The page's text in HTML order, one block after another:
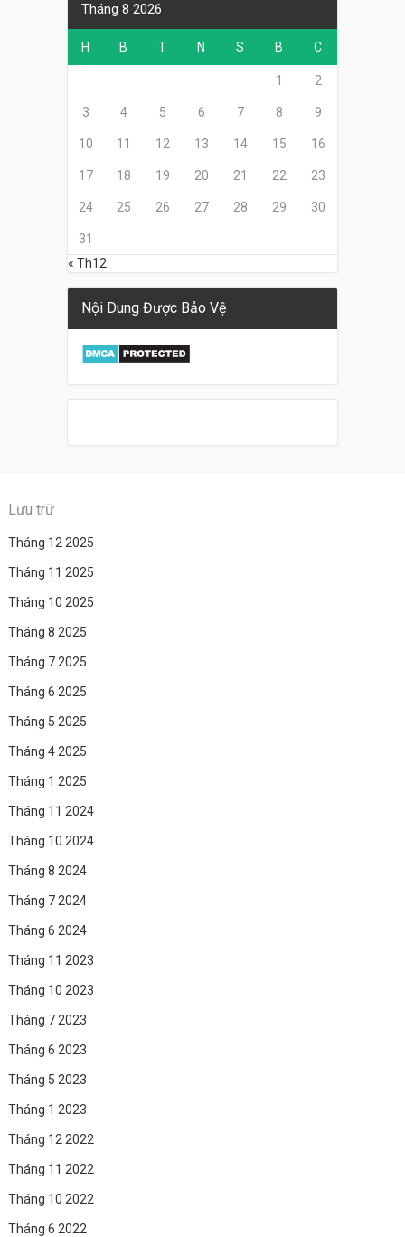
Tháng 8 2026
H B T N S B C
1 2
3 4 5 6 7 8 9
10 11 12 13 14 15 16
17 18 19 20 21 22 23
24 25 26 27 28 29 30
31
« Th12
Nội Dung Được Bảo Vệ
Lưu trữ
Tháng 12 2025
Tháng 11 2025
Tháng 10 2025
Tháng 8 2025
Tháng 7 2025
Tháng 6 2025
Tháng 5 2025
Tháng 4 2025
Tháng 1 2025
Tháng 11 2024
Tháng 10 2024
Tháng 8 2024
Tháng 7 2024
Tháng 6 2024
Tháng 11 2023
Tháng 10 2023
Tháng 7 2023
Tháng 6 2023
Tháng 5 2023
Tháng 1 2023
Tháng 12 2022
Tháng 11 2022
Tháng 10 2022
Tháng 6 2022